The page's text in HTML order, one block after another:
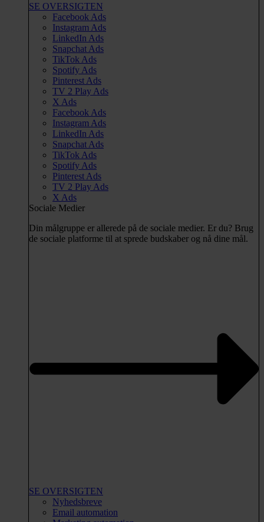
SE OVERSIGTEN
Facebook Ads
Instagram Ads
LinkedIn Ads
Snapchat Ads
TikTok Ads
Spotify Ads
Pinterest Ads
TV 2 Play Ads
X Ads
Facebook Ads
Instagram Ads
LinkedIn Ads
Snapchat Ads
TikTok Ads
Spotify Ads
Pinterest Ads
TV 2 Play Ads
X Ads
Sociale Medier
Din målgruppe er allerede på de sociale medier. Er du? Brug
de sociale platforme til at sprede budskaber og nå dine mål.
SE OVERSIGTEN
Nyhedsbreve
Email automation